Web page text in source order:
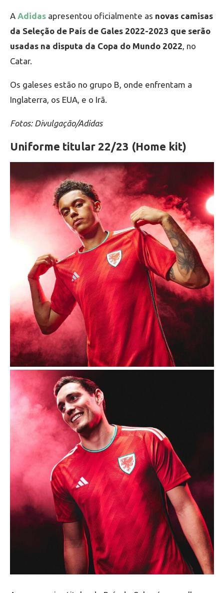
A Adidas apresentou oficialmente as novas camisas
da Seleção de País de Gales 2022-2023 que serão
usadas na disputa da Copa do Mundo 2022, no
Catar.
Os galeses estão no grupo B, onde enfrentam a
Inglaterra, os EUA, e o Irã.
Fotos: Divulgação/Adidas
Uniforme titular 22/23 (Home kit)